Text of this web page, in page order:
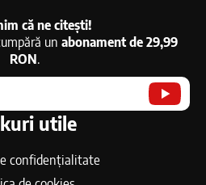
că ne citești!
un abonament de 29,99
RON.
utile
confidențialitate